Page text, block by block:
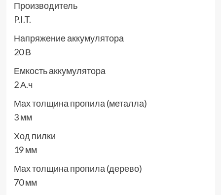
Производитель
P.I.T.
Напряжение аккумулятора
20 В
Емкость аккумулятора
2 А.ч
Мах толщина пропила (металла)
3 мм
Ход пилки
19 мм
Мах толщина пропила (дерево)
70 мм